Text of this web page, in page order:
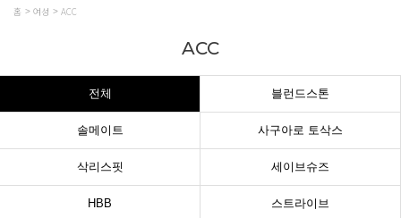
홈 여성 ACC
ACC
전체 블런드스톤
솔메이트 사구아로 토삭스
삭리스핏 세이브슈즈
HBB 스트라이브